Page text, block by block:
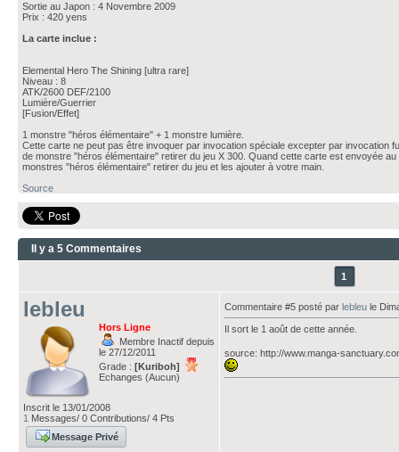
Sortie au Japon : 4 Novembre 2009
Prix : 420 yens
La carte inclue :
Elemental Hero The Shining [ultra rare]
Niveau : 8
ATK/2600 DEF/2100
Lumière/Guerrier
[Fusion/Effet]
1 monstre "héros élémentaire" + 1 monstre lumière.
Cette carte ne peut pas être invoquer par invocation spéciale excepter par invocation
de monstre "héros élémentaire" retirer du jeu X 300. Quand cette carte est envoyée
monstres "héros élémentaire" retirer du jeu et les ajouter à votre main.
Source
Il y a 5 Commentaires
1
lebleu
Hors Ligne
Membre Inactif depuis
le 27/12/2011
Grade : [Kuriboh]
Echanges (Aucun)
Inscrit le 13/01/2008
1 Messages/ 0 Contributions/ 4 Pts
Message Privé
Commentaire #5 posté par lebleu le
Il sort le 1 août de cette année.
source: http://www.manga-